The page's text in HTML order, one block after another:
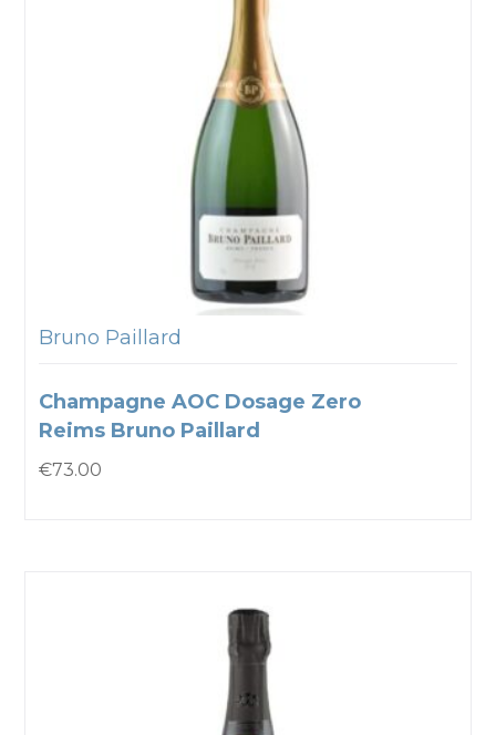
Bruno Paillard
Champagne AOC Dosage Zero
Reims Bruno Paillard
€73.00